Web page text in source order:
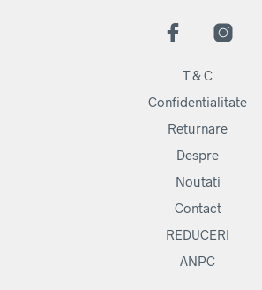
T & C
Confidentialitate
Returnare
Despre
Noutati
Contact
REDUCERI
ANPC